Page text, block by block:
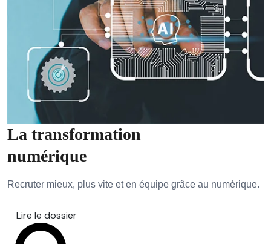
La transformation
numérique
Recruter mieux, plus vite et en équipe grâce au numérique.
Lire le dossier